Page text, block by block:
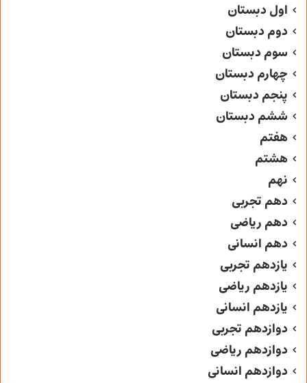
اول دبستان
دوم دبستان
سوم دبستان
چهارم دبستان
پنجم دبستان
ششم دبستان
هفتم
هشتم
نهم
دهم تجربی
دهم ریاضی
دهم انسانی
یازدهم تجربی
یازدهم ریاضی
یازدهم انسانی
دوازدهم تجربی
دوازدهم ریاضی
دوازدهم انسانی